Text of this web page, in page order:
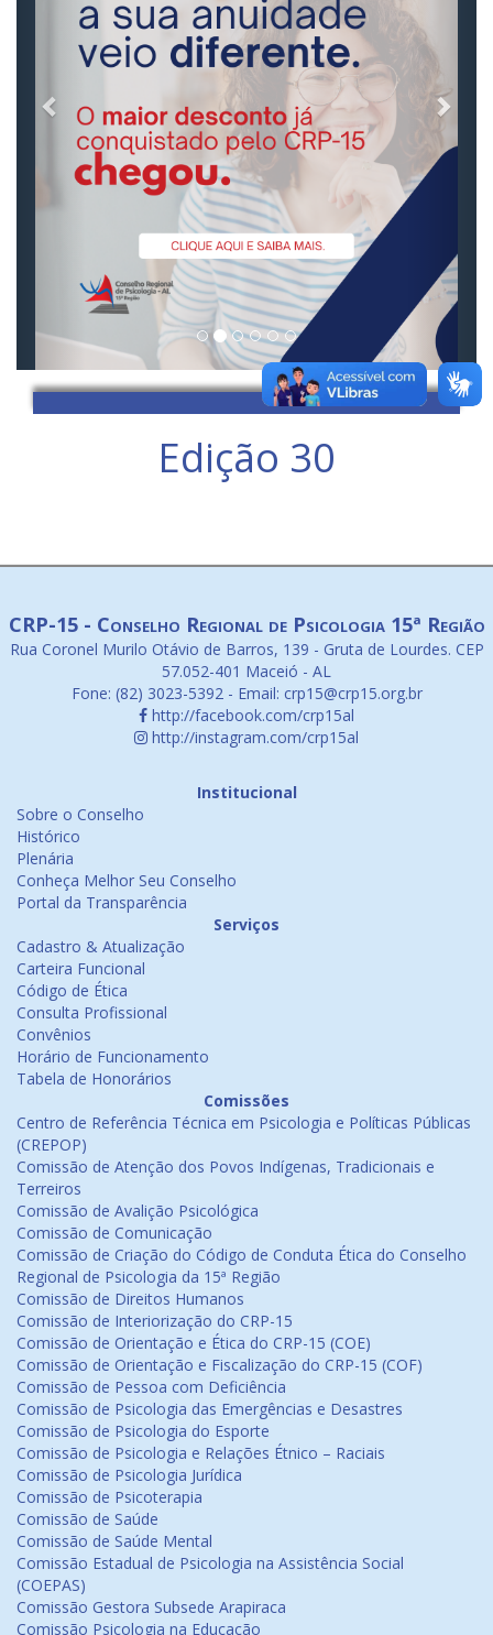
Edição 30
CRP-15 - Conselho Regional de Psicologia 15ª Região
Rua Coronel Murilo Otávio de Barros, 139 - Gruta de Lourdes. CEP
57.052-401 Maceió - AL
Fone: (82) 3023-5392 - Email: crp15@crp15.org.br
http://facebook.com/crp15al
http://instagram.com/crp15al
Institucional
Sobre o Conselho
Histórico
Plenária
Conheça Melhor Seu Conselho
Portal da Transparência
Serviços
Cadastro & Atualização
Carteira Funcional
Código de Ética
Consulta Profissional
Convênios
Horário de Funcionamento
Tabela de Honorários
Comissões
Centro de Referência Técnica em Psicologia e Políticas Públicas
(CREPOP)
Comissão de Atenção dos Povos Indígenas, Tradicionais e
Terreiros
Comissão de Avalição Psicológica
Comissão de Comunicação
Comissão de Criação do Código de Conduta Ética do Conselho
Regional de Psicologia da 15ª Região
Comissão de Direitos Humanos
Comissão de Interiorização do CRP-15
Comissão de Orientação e Ética do CRP-15 (COE)
Comissão de Orientação e Fiscalização do CRP-15 (COF)
Comissão de Pessoa com Deficiência
Comissão de Psicologia das Emergências e Desastres
Comissão de Psicologia do Esporte
Comissão de Psicologia e Relações Étnico – Raciais
Comissão de Psicologia Jurídica
Comissão de Psicoterapia
Comissão de Saúde
Comissão de Saúde Mental
Comissão Estadual de Psicologia na Assistência Social
(COEPAS)
Comissão Gestora Subsede Arapiraca
Comissão Psicologia na Educação